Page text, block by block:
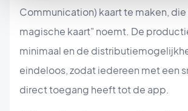
Communication) kaart te maken, die
magische kaart" noemt. De
minimaal en de
eindeloos, zodat iedereen met een
direct toegang heeft tot de app.